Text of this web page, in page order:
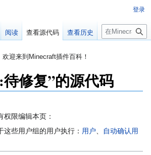
欢迎来到Minecraft插件百科！
科现已限制编辑，有意编辑请加入插件百科企
修复”的源代码
权限编辑本页：
些用户组的用户执行： 用户
自动确认用
登录
阅读 查看源代码 查看历史
搜
索